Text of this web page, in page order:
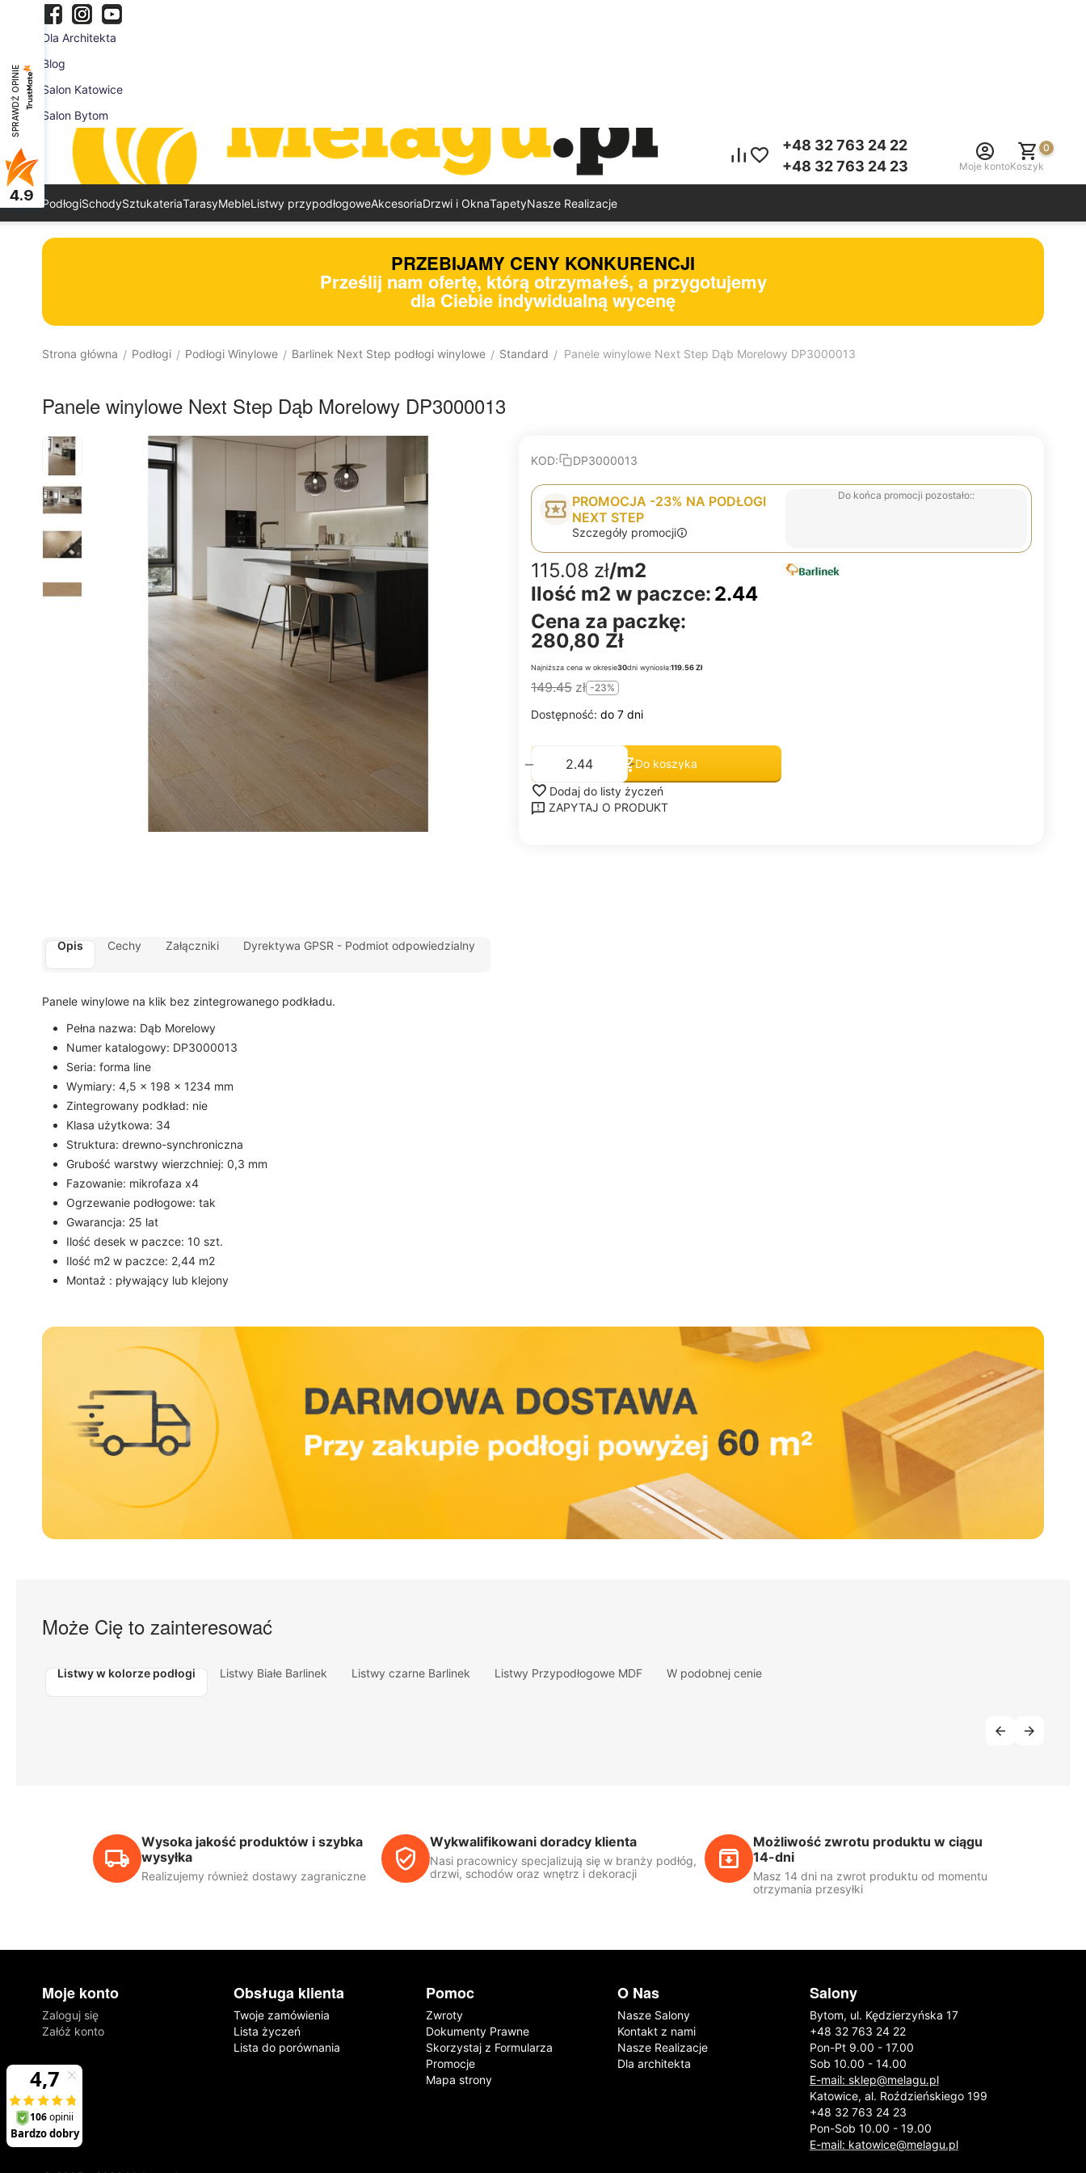
Dla Architekta
Blog
Salon Katowice
Salon Bytom
+48 32 763 24 22
+48 32 763 24 23
Moje konto
0
Koszyk
PodłogiSchodySztukateriaTarasyMebleListwy przypodłogoweAkcesoriaDrzwi i OknaTapetyNasze Realizacje
PRZEBIJAMY CENY KONKURENCJI
Prześlij nam ofertę, którą otrzymałeś, a przygotujemy
dla Ciebie indywidualną wycenę
Strona główna / Podłogi / Podłogi Winylowe / Barlinek Next Step podłogi winylowe / Standard / Panele winylowe Next Step Dąb Morelowy DP3000013
Panele winylowe Next Step Dąb Morelowy DP3000013
KOD: DP3000013
PROMOCJA -23% NA PODŁOGI
NEXT STEP
Szczegóły promocji
Do końca promocji pozostało::
115.08 zł/m2
Ilość m2 w paczce: 2.44
Cena za paczkę:
280,80 Zł
Najniższa cena w okresie30dni wyniosła:119.56 Zł
149.45 zł -23%
Dostępność: do 7 dni
+
−
Do koszyka
Dodaj do listy życzeń
ZAPYTAJ O PRODUKT
Opis Cechy Załączniki Dyrektywa GPSR - Podmiot odpowiedzialny
Panele winylowe na klik bez zintegrowanego podkładu.
Pełna nazwa: Dąb Morelowy
Numer katalogowy: DP3000013
Seria: forma line
Wymiary: 4,5 x 198 x 1234 mm
Zintegrowany podkład: nie
Klasa użytkowa: 34
Struktura: drewno-synchroniczna
Grubość warstwy wierzchniej: 0,3 mm
Fazowanie: mikrofaza x4
Ogrzewanie podłogowe: tak
Gwarancja: 25 lat
Ilość desek w paczce: 10 szt.
Ilość m2 w paczce: 2,44 m2
Montaż : pływający lub klejony
Może Cię to zainteresować
Listwy w kolorze podłogi Listwy Białe Barlinek Listwy czarne Barlinek Listwy Przypodłogowe MDF W podobnej cenie
Wysoka jakość produktów i szybka
wysyłka
Realizujemy również dostawy zagraniczne
Wykwalifikowani doradcy klienta
Nasi pracownicy specjalizują się w branży podłóg,
drzwi, schodów oraz wnętrz i dekoracji
Możliwość zwrotu produktu w ciągu
14-dni
Masz 14 dni na zwrot produktu od momentu
otrzymania przesyłki
Moje konto
Zaloguj się
Załóż konto
Obsługa klienta
Twoje zamówienia
Lista życzeń
Lista do porównania
Pomoc
Zwroty
Dokumenty Prawne
Skorzystaj z Formularza
Promocje
Mapa strony
O Nas
Nasze Salony
Kontakt z nami
Nasze Realizacje
Dla architekta
Salony
Bytom, ul. Kędzierzyńska 17
+48 32 763 24 22
Pon-Pt 9.00 - 17.00
Sob 10.00 - 14.00
E-mail: sklep@melagu.pl
Katowice, al. Roździeńskiego 199
+48 32 763 24 23
Pon-Sob 10.00 - 19.00
E-mail: katowice@melagu.pl
SPRAWDŹ OPINIE
4.9